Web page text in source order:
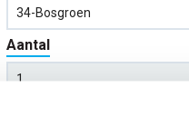
34-Bosgroen
Aantal